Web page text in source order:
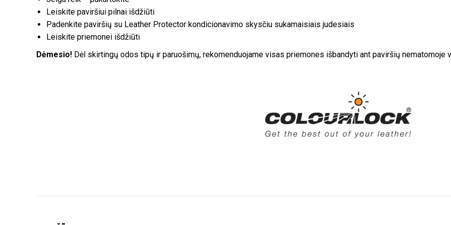
Leiskite paviršiui pilnai išdžiūti
Padenkite paviršių su Leather Protector kondicionavimo skysčiu sukamaisiais judesiais
Leiskite priemonei išdžiūti
Dėmesio! Dėl skirtingų odos tipų ir paruošimų, rekomenduojame visas priemones išbandyti ant paviršių nematomoje